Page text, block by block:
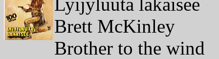
Brett McKinley
Brother to the wind